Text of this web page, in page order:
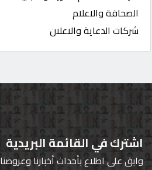
الصحافة والاعلام
شركات الدعاية والاعلان
اشترك في القائمة البريدية
وابق على اطلاع بأحداث أخبارنا وعروضنا